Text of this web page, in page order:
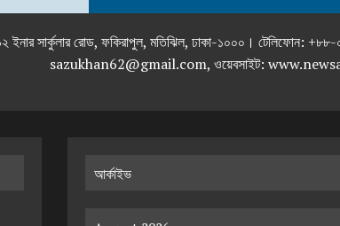
২৯২ ইনার সার্কুলার রোড, ফকিরাপুল, মতিঝিল, ঢাকা-১০০০।
sazukhan62@gmail.com, ওয়েবসাইট:
আর্কাইভ